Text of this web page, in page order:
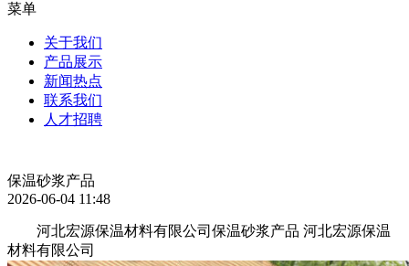
菜单
关于我们
产品展示
新闻热点
联系我们
人才招聘
保温砂浆产品
2026-06-04 11:48
河北宏源保温材料有限公司保温砂浆产品 河北宏源保温
材料有限公司